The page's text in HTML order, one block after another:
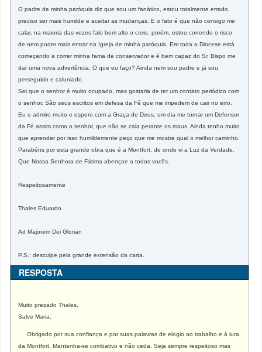
O padre de minha paróquia diz que sou um fanático, estou totalmente errado,
preciso ser mais humilde e aceitar as mudanças. E o fato é que não consigo me
calar, na maioria das vezes falo bem alto o creio, porém, estou correndo o risco
de nem poder mais entrar na Igreja de minha paróquia. Em toda a Diocese está
começando a correr minha fama de conservador e é bem capaz do Sr. Bispo me
dar uma nova advertência. O que eu faço? Ainda nem sou padre e já sou
perseguido e caluniado.
Sei que o senhor é muito ocupado, mas gostaria de ter um contato periódico com
o senhor. São seus escritos em defesa da Fé que me impedem de cair no erro.
Eu o admiro muito e espero com a Graça de Deus, um dia me tornar um Defensor
da Fé assim como o senhor, que não se cala perante os maus. Ainda tenho muito
que aprender por isso humildemente peço que me mostre qual o melhor caminho.
Parabéns por esta grande obra que é a Montfort, de onde vi a Luz da Verdade.
Que Nossa Senhora de Fátima abençoe a todos vocês.
Respeitosamente
Thales Eduardo
Ad Majorem Dei Glorian
P.S.: desculpe pela grande extensão da carta.
RESPOSTA
Muito prezado Thales,
Salve Maria.
Obrigado por sua confiança e por suas palavras de elogio ao trabalho e à luta
da Montfort. Mantenha-se combativo e não ceda. Seja sempre respeitoso mas